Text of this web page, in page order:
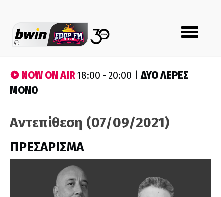
Toggle
navigation
NOW ON AIR18:00 - 20:00 |ΔΥΟ ΛΕΡΕΣ
ΜΟΝΟ
Αντεπίθεση (07/09/2021)
ΠΡΕΣΑΡΙΣΜΑ